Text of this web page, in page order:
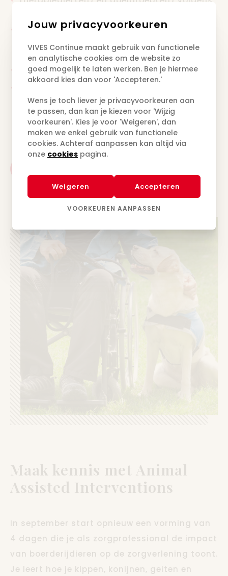
Geen voorkennis van dierenzorg vereist
therapeut
Compleet traject van 3 academiejaren
Je wordt expert in dierondersteunde
therapie
Maak kennis met Animal
Assisted Interventions
In september start opnieuw een vorming van
4 dagen die je als zorgprofessional de impact
van boerderijdieren op de zorgverlening toont.
Je leert hoe je kippen, konijnen, geiten en
Jouw privacyvoorkeuren
VIVES Continue maakt gebruik van functionele
en analytische cookies om de website zo
goed mogelijk te laten werken. Ben je hiermee
akkoord kies dan voor 'Accepteren.'
Wens je toch liever je privacyvoorkeuren aan
te passen, dan kan je kiezen voor 'Wijzig
voorkeuren'. Kies je voor 'Weigeren', dan
maken we enkel gebruik van functionele
cookies. Achteraf aanpassen kan altijd via
onze cookies pagina.
Weigeren Accepteren
VOORKEUREN AANPASSEN